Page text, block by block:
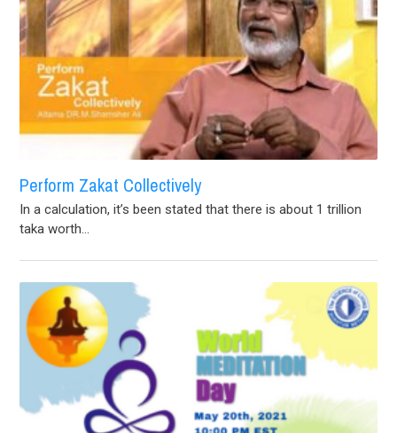
Perform Zakat Collectively
In a calculation, it’s been stated that there is about 1 trillion
taka worth...